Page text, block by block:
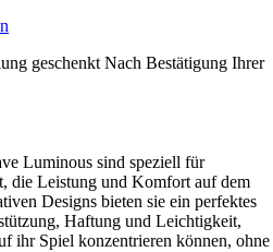
geschenkt Nach Bestätigung Ihrer
Luminous sind speziell für
die Leistung und Komfort auf dem
Designs bieten sie ein perfektes
Haftung und Leichtigkeit,
ihr Spiel konzentrieren können, ohne